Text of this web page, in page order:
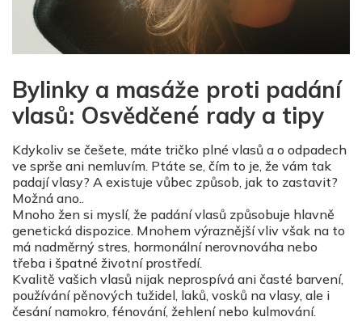
Bylinky a masáže proti padání
vlasů: Osvědčené rady a tipy
Kdykoliv se češete, máte tričko plné vlasů a o odpadech
ve sprše ani nemluvím. Ptáte se, čím to je, že vám tak
padají vlasy? A existuje vůbec způsob, jak to zastavit?
Možná ano..
Mnoho žen si myslí, že padání vlasů způsobuje hlavně
genetická dispozice. Mnohem výraznější vliv však na to
má nadměrný stres, hormonální nerovnováha nebo
třeba i špatné životní prostředí.
Kvalitě vašich vlasů nijak neprospívá ani časté barvení,
používání pěnových tužidel, laků, vosků na vlasy, ale i
česání namokro, fénování, žehlení nebo kulmování.